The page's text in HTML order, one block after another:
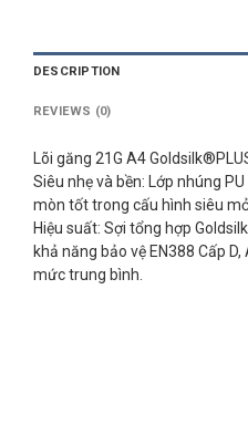
DESCRIPTION
REVIEWS (0)
Lõi găng 21G A4
Siêu nhẹ và bền: Lớp nhúng
mòn tốt trong cấu hình siêu
Hiệu suất: Sợi tổng hợp
khả năng bảo vệ EN388 Cấp
mức trung bình.